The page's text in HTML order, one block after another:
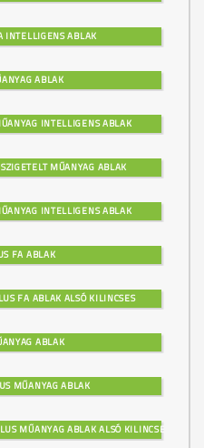
ABLAK
ABLAK
INTELLIGENS ABLAK
MŰANYAG ABLAK
INTELLIGENS ABLAK
FA ABLAK
FA ABLAK ALSÓ KILINCSES
ABLAK
MŰANYAG ABLAK
MŰANYAG ABLAK ALSÓ KILINCSES